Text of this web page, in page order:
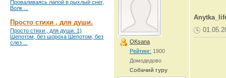
Проваливаясь лапой в рыхлый снег,
Волк ...
Просто стихи , для души.
Просто стихи , для души. 1)
Шепотом, без шороха Шепотом, без
слез ...
OKsana
Рейтинг: 1900
Домодедово
Собачий гуру